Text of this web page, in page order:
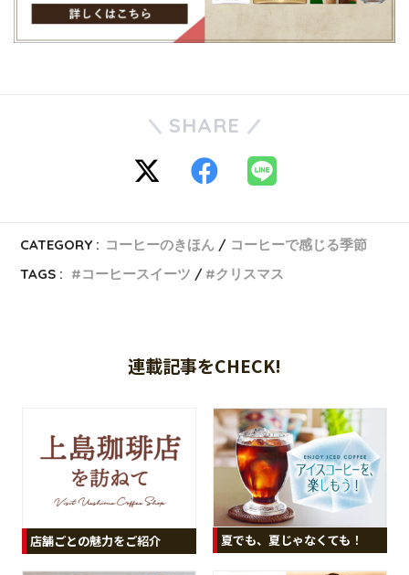
SHARE
CATEGORY : コーヒーのきほん
コーヒーで感じる季節
TAGS :
コーヒースイーツ クリスマス
連載記事をCHECK!
店舗ごとの魅力をご紹介 夏でも、夏じゃなくても！